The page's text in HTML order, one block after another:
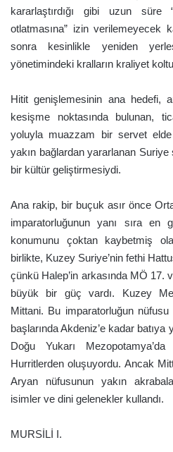
kararlaştırdığı gibi uzun süre
otlatmasına” izin verilemeyecek
sonra kesinlikle yeniden
yönetimindeki kralların kraliyet
Hitit genişlemesinin ana hedefi,
kesişme noktasında bulunan,
yoluyla muazzam bir servet
yakın bağlardan yararlanan Suriye
bir kültür geliştirmesiydi.
Ana rakip, bir buçuk asır önce
imparatorluğunun yanı sıra
konumunu çoktan kaybetmiş
birlikte, Kuzey Suriye’nin fethi
çünkü Halep’in arkasında MÖ 17.
büyük bir güç vardı. Kuzey
Mittani. Bu imparatorluğun nüfusu
başlarında Akdeniz’e kadar batıya
Doğu Yukarı
Hurritlerden oluşuyordu. Ancak
Aryan nüfusunun yakın
isimler ve dini gelenekler kullandı.
MURSİLİ I.